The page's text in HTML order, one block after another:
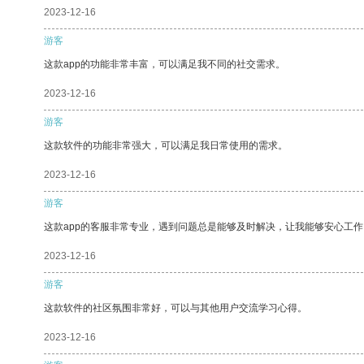
2023-12-16
游客
这款app的功能非常丰富，可以满足我不同的社交需求。
2023-12-16
游客
这款软件的功能非常强大，可以满足我日常使用的需求。
2023-12-16
游客
这款app的客服非常专业，遇到问题总是能够及时解决，让我能够安心工
2023-12-16
游客
这款软件的社区氛围非常好，可以与其他用户交流学习心得。
2023-12-16